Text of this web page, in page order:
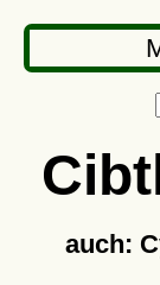
auch: